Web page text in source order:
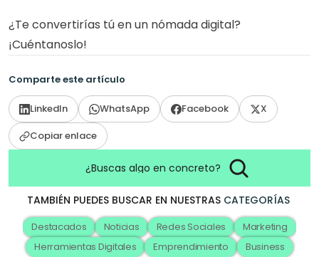
¿Te convertirías tú en un nómada digital?
¡Cuéntanoslo!
Comparte este artículo
LinkedIn WhatsApp Facebook
X
Copiar enlace
¿Buscas algo en concreto?
TAMBIÉN PUEDES BUSCAR EN NUESTRAS CATEGORÍAS
Destacados Noticias Redes Sociales
Marketing
Herramientas Digitales
Emprendimiento Business